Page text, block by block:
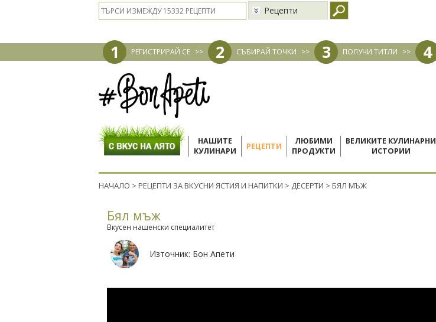
Рецепти
1 РЕГИСТРИРАЙ СЕ >> 2 СЪБИРАЙ ТОЧКИ >> 3 ПОЛУЧИ ТИТЛИ >> 4
НАШИТЕ
КУЛИНАРИ
РЕЦЕПТИ
ЛЮБИМИ
ПРОДУКТИ
ВЕЛИКИТЕ КУЛИНАРНИ
ИСТОРИИ
НАЧАЛО > РЕЦЕПТИ ЗА ВКУСНИ ЯСТИЯ И НАПИТКИ > ДЕСЕРТИ > БЯЛ МЪЖ
Бял мъж
Вкусен нашенски специалитет
Източник: Бон Апети